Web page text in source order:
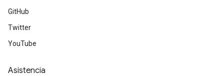
GitHub
Twitter
YouTube
Asistencia